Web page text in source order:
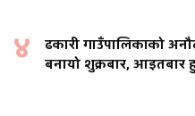
४
ढकारी गाउँपालिकाको
बनायो शुक्रबार, आइतबार